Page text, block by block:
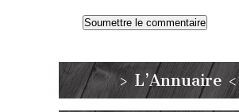
> L’Annuaire <